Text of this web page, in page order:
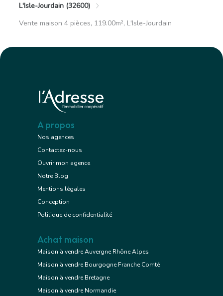
L'Isle-Jourdain (32600)
Vente maison 4 pièces, 119.00m², L'Isle-Jourdain
A propos
Nos agences
Contactez-nous
Ouvrir mon agence
Notre Blog
Mentions légales
Conception
Politique de confidentialité
Achat maison
Maison à vendre Auvergne Rhône Alpes
Maison à vendre Bourgogne Franche Comté
Maison à vendre Bretagne
Maison à vendre Normandie